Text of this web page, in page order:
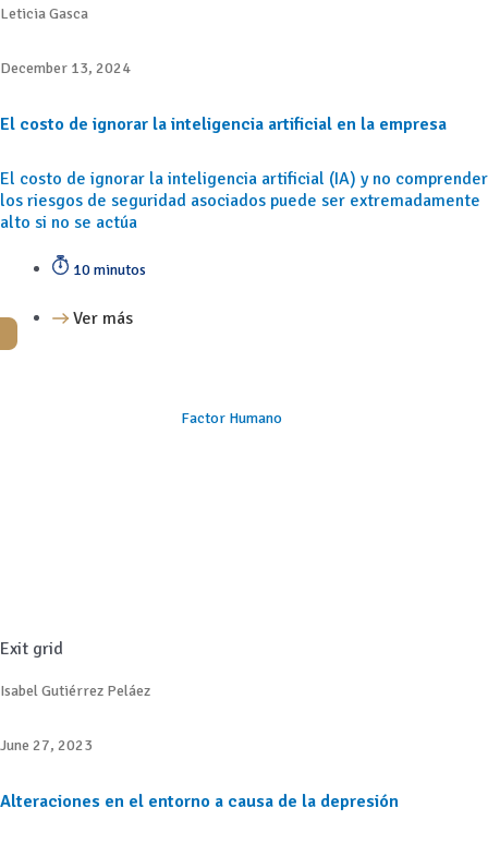
Leticia Gasca
December 13, 2024
El costo de ignorar la inteligencia artificial en la empresa
El costo de ignorar la inteligencia artificial (IA) y no comprender
los riesgos de seguridad asociados puede ser extremadamente
alto si no se actúa
10 minutos
Ver más
Factor Humano
Exit grid
Isabel Gutiérrez Peláez
June 27, 2023
Alteraciones en el entorno a causa de la depresión